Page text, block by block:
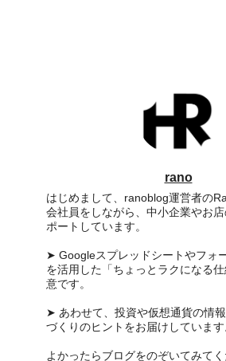
rano
はじめまして、ranoblog運営者の
会社員をしながら、中小企業やお
ポートしています。
➤ Googleスプレッドシートやフォ
を活用した「ちょっとラクになる
意です。
➤ あわせて、投資や仮想通貨の情
づくりのヒントをお届けしています
よかったらブログをのぞいてみてく